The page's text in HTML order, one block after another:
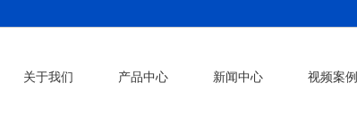
关于我们 产品中心 新闻中心 视频案例